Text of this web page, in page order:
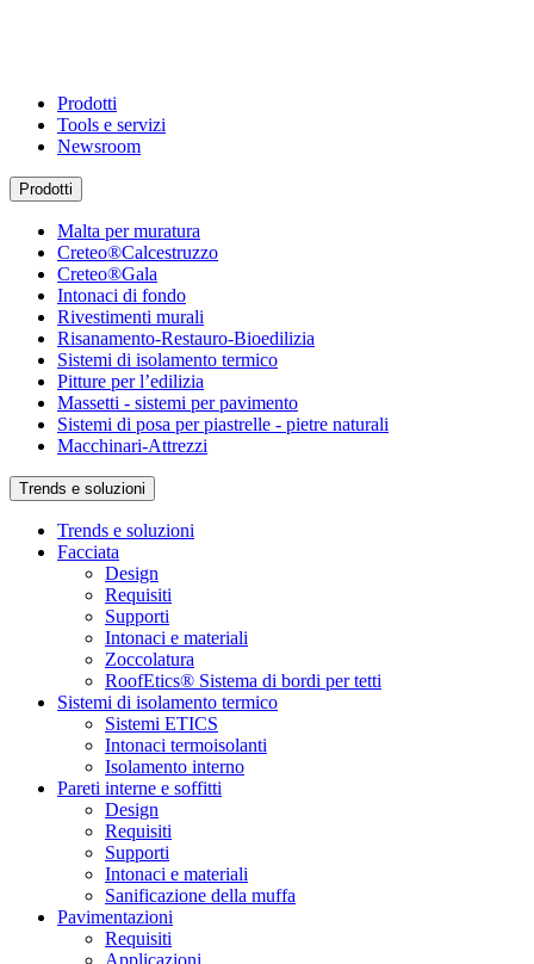
Prodotti
Tools e servizi
Newsroom
Prodotti
Malta per muratura
Creteo®Calcestruzzo
Creteo®Gala
Intonaci di fondo
Rivestimenti murali
Risanamento-Restauro-Bioedilizia
Sistemi di isolamento termico
Pitture per l’edilizia
Massetti - sistemi per pavimento
Sistemi di posa per piastrelle - pietre naturali
Macchinari-Attrezzi
Trends e soluzioni
Trends e soluzioni
Facciata
Design
Requisiti
Supporti
Intonaci e materiali
Zoccolatura
RoofEtics® Sistema di bordi per tetti
Sistemi di isolamento termico
Sistemi ETICS
Intonaci termoisolanti
Isolamento interno
Pareti interne e soffitti
Design
Requisiti
Supporti
Intonaci e materiali
Sanificazione della muffa
Pavimentazioni
Requisiti
Applicazioni